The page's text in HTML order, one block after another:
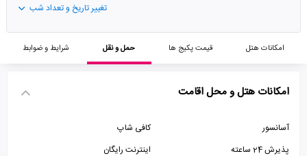
تغییر تاریخ و تعداد شب
امکانات هتل قیمت پکیج ها حمل و نقل شرایط و ضوابط
امکانات هتل و محل اقامت
آسانسور
کافی شاپ
پذیرش 24 ساعته
اینترنت رایگان